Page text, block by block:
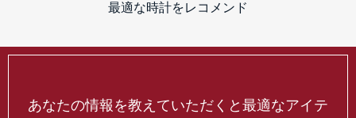
最適な時計をレコメンド
あなたの情報を教えていただくと最適なアイテ